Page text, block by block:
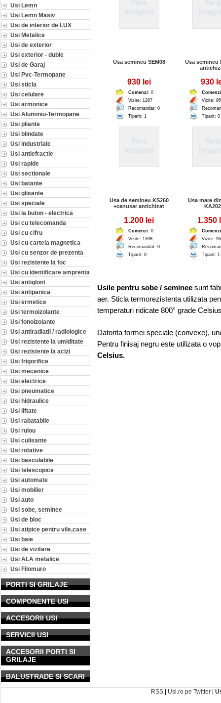
Usi Lemn
Usi Lemn Masiv
Usi de interior de LUX
Usi Metalice
Usi de exterior
Usi exterior - duble
Usi de Garaj
Usi Pvc-Termopane
Usi sticla
Usi celulare
Usi armonice
Usi Aluminiu-Termopane
Usi pliante
Usi blindate
Usi industriale
Usi antiefractie
Usi rapide
Usi sectionale
Usi batante
Usi glisante
Usi speciale
Usi la buton - electrica
Usi cu telecomanda
Usi cu cifru
Usi cu cartela magnetica
Usi cu senzor de prezenta
Usi rezistente la foc
Usi cu identificare amprenta
Usi antiglont
Usi antipanica
Usi ermetice
Usi termoizolante
Usi fonoizolante
Usi antiradiatii / radiologice
Usi rezistente la umiditate
Usi rezistente la acizi
Usi frigorifice
Usi mecanice
Usi electrice
Usi pneumatice
Usi hidraulice
Usi liftate
Usi rabatabile
Usi rulou
Usi culisante
Usi rotative
Usi basculabile
Usi telescopice
Usi automate
Usi mobilier
Usi auto
Usi sobe, seminee
Usi de bloc
Usi atipice pentru vile,case
Usi baie
Usi de vizitare
Usi ALA metalice
Usi Filomuro
PORTI SI GRILAJE
COMPONENTE USI
ACCESORII USI
SERVICII USI
ACCESORII PORTI SI
GRILAJE
BALUSTRADE SI SCARI
Usa semineu SEM08
930 lei
Comenzi: 0
Vizite: 1267
Recomandat: 0
Tiparit: 1
Usa semineu
930
Comenzi
Vizite:
Tiparit: 0
Usa de semineu KS260
+cenusar antichizat
1.200 lei
Comenzi: 0
Vizite: 1398
Recomandat: 0
Tiparit: 0
Usa mare
KA202
1.350
Comenzi
Vizite:
Tiparit: 1
Usile pentru sobe / seminee sunt
aer. Sticla termorezistenta utilizata
temperaturi ridicate 800° grade
Datorita formei speciale (convexe),
Pentru finisaj negru este utilizata o
Celsius.
RSS | Usi.ro pe Twitter |